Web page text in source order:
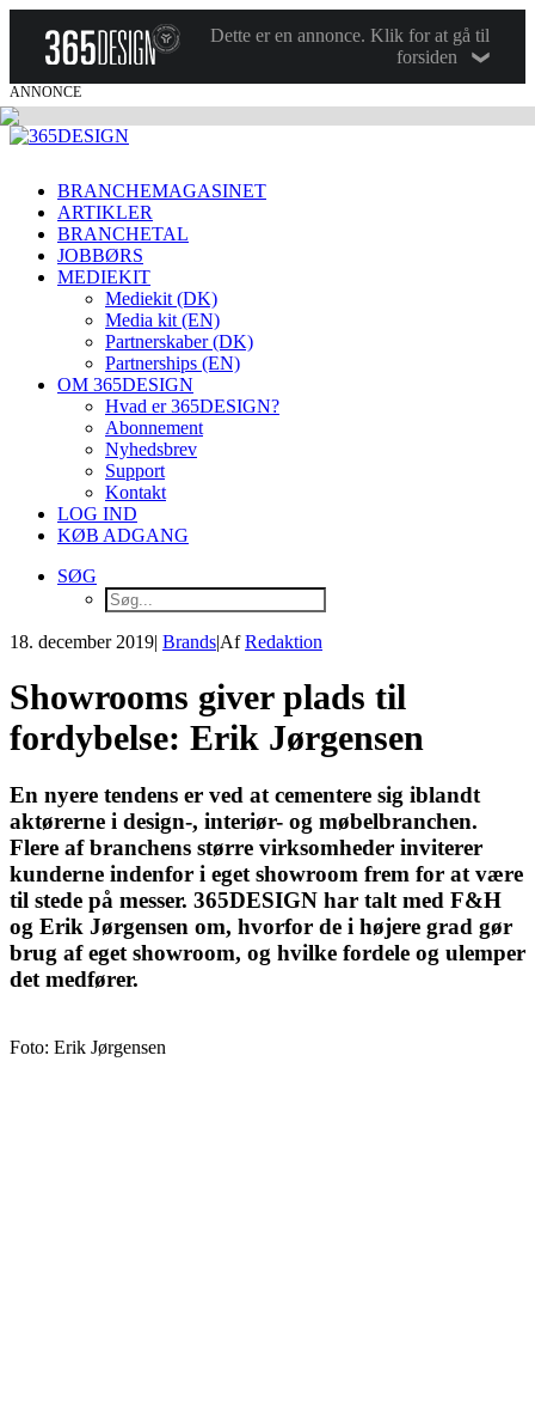
Dette er en annonce. Klik for at gå til
forsiden
ANNONCE
BRANCHEMAGASINET
ARTIKLER
BRANCHETAL
JOBBØRS
MEDIEKIT
Mediekit (DK)
Media kit (EN)
Partnerskaber (DK)
Partnerships (EN)
OM 365DESIGN
Hvad er 365DESIGN?
Abonnement
Nyhedsbrev
Support
Kontakt
LOG IND
KØB ADGANG
SØG
18. december 2019| Brands|AfRedaktion
Showrooms giver plads til
fordybelse: Erik Jørgensen
En nyere tendens er ved at cementere sig iblandt
aktørerne i design-, interiør- og møbelbranchen.
Flere af branchens større virksomheder inviterer
kunderne indenfor i eget showroom frem for at være
til stede på messer. 365DESIGN har talt med F&H
og Erik Jørgensen om, hvorfor de i højere grad gør
brug af eget showroom, og hvilke fordele og ulemper
det medfører.
Foto: Erik Jørgensen